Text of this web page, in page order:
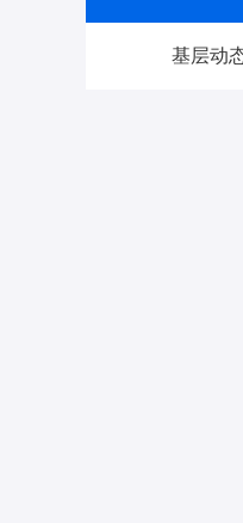
基层动